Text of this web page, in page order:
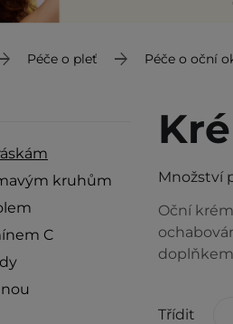
Péče o pleť Péče o oční
kruhům
C
Množství
Oční
Třídit